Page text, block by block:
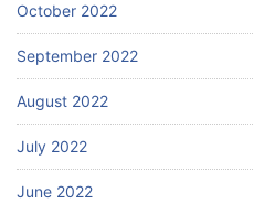
October 2022
September 2022
August 2022
July 2022
June 2022